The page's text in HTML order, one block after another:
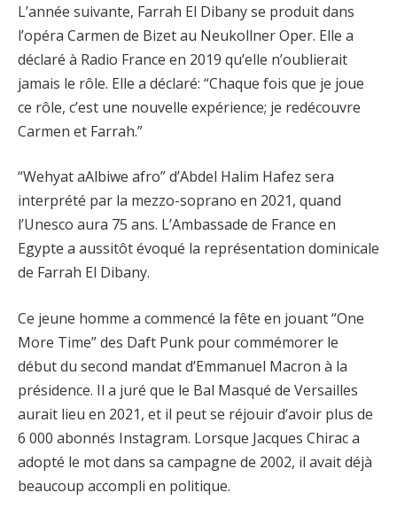
L’année suivante, Farrah El Dibany se produit dans
l’opéra Carmen de Bizet au Neukollner Oper. Elle a
déclaré à Radio France en 2019 qu’elle n’oublierait
jamais le rôle. Elle a déclaré: “Chaque fois que je joue
ce rôle, c’est une nouvelle expérience; je redécouvre
Carmen et Farrah.”
“Wehyat aAlbiwe afro” d’Abdel Halim Hafez sera
interprété par la mezzo-soprano en 2021, quand
l’Unesco aura 75 ans. L’Ambassade de France en
Egypte a aussitôt évoqué la représentation dominicale
de Farrah El Dibany.
Ce jeune homme a commencé la fête en jouant “One
More Time” des Daft Punk pour commémorer le
début du second mandat d’Emmanuel Macron à la
présidence. Il a juré que le Bal Masqué de Versailles
aurait lieu en 2021, et il peut se réjouir d’avoir plus de
6 000 abonnés Instagram. Lorsque Jacques Chirac a
adopté le mot dans sa campagne de 2002, il avait déjà
beaucoup accompli en politique.